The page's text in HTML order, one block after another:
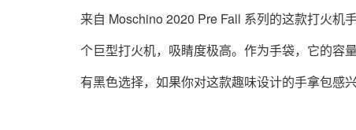
来自 Moschino 2020 Pre Fall 系列的这款打火机
个巨型打火机，吸睛度极高。作为手袋，它的容
有黑色选择，如果你对这款趣味设计的手拿包感